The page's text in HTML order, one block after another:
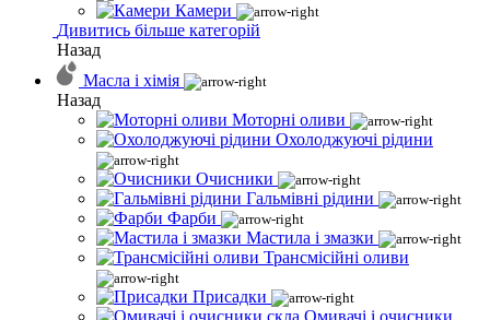
Камери
Дивитись більше категорій
Назад
Масла і хімія
Назад
Моторні оливи
Охолоджуючі рідини
Очисники
Гальмівні рідини
Фарби
Мастила і змазки
Трансмісійні оливи
Присадки
Омивачі і очисники